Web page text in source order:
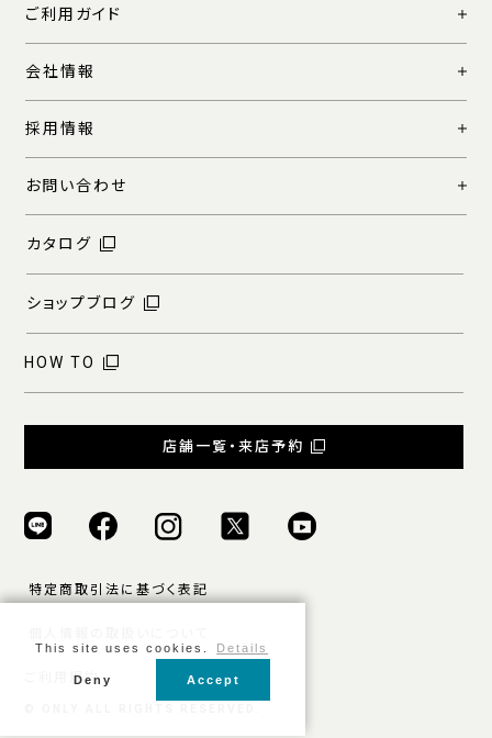
ご利用ガイド
会社情報
採用情報
お問い合わせ
カタログ
ショップブログ
HOW TO
店舗一覧・来店予約
特定商取引法に基づく表記
ご利用規約
This site uses cookies. Details
Deny Accept